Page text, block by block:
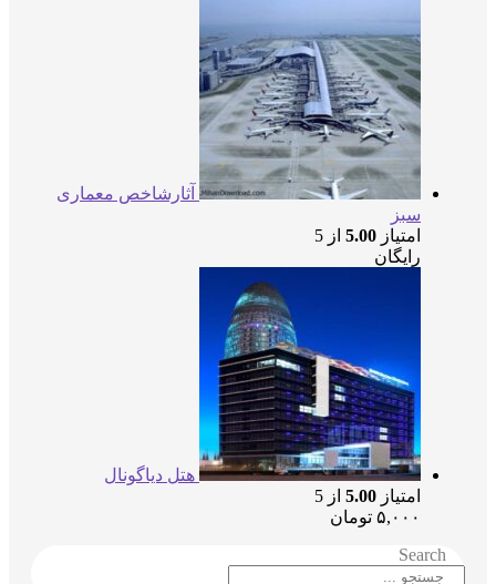
آثارشاخص معماری
5.00از 5
هتل دیاگونال
5.00از 5
تومان